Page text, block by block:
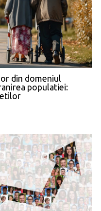
din domeniul
populatiei: